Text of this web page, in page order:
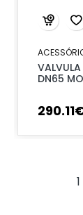
DN65
290.11
1